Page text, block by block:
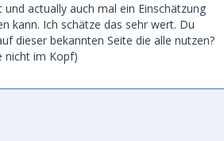
haben, es ist schwer da ne
es ist auf jedenfall teurer
würde sagen wenn man ein
es vor gut 12 jahren als ich anfing ca.
ich sagen sind 400 das neue 250.
dabei von einem Sb das nur eine
actually auch mal ein Einschätzung
kann. Ich schätze das sehr wert. Du
dieser bekannten Seite die alle nutzen?
nicht im Kopf)